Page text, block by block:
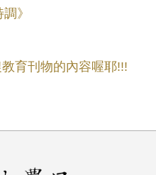
》
育刊物的內容喔耶!!!